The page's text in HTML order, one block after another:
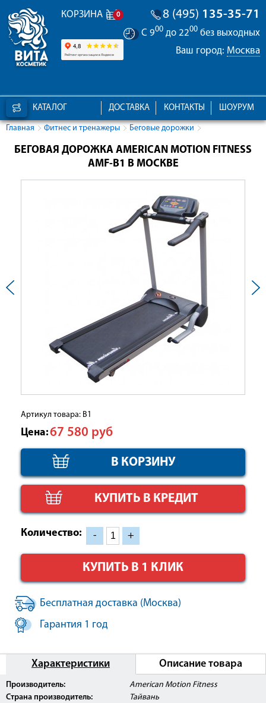
КОРЗИНА 0 8 (495) 135-35-71
С 900 до 2200 без выходных
Ваш город: Москва
КАТАЛОГ ШОУРУМ
КОНТАКТЫ
ДОСТАВКА
Главная Фитнес и тренажеры Беговые дорожки
БЕГОВАЯ ДОРОЖКА AMERICAN MOTION FITNESS
AMF-B1 В МОСКВЕ
Артикул товара: B1
Цена:67 580 руб
КУПИТЬ В КРЕДИТ
Количество: - +
КУПИТЬ В 1 КЛИК
Бесплатная доставка (Москва)
Гарантия 1 год
Характеристики Описание товара
Производитель:
American Motion Fitness
Страна производитель:
Тайвань